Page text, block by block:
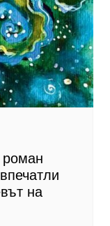
роман
на